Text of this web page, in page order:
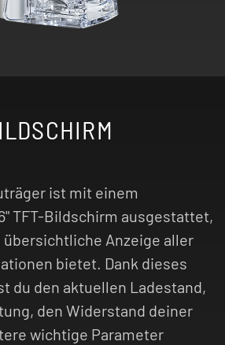
ist mit einem
TFT-Bildschirm ausgestattet,
übersichtliche Anzeige aller
bietet. Dank dieses
du den aktuellen Ladestand,
den Widerstand deiner
wichtige Parameter